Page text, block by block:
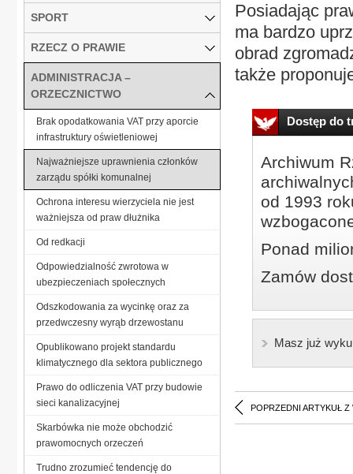
Posiadając
ma bardzo
obrad
także
Dostęp do
Archiwum
od 1993
Ponad
Zamów
Masz już
POPRZEDNI ARTYKUŁ Z
SPORT
RZECZ O PRAWIE
ADMINISTRACJA –
ORZECZNICTWO
Brak opodatkowania VAT przy aporcie
infrastruktury oświetleniowej
Najważniejsze uprawnienia członków
zarządu spółki komunalnej
Ochrona interesu wierzyciela nie jest
ważniejsza od praw dłużnika
Od redkacji
Odpowiedzialność zwrotowa w
ubezpieczeniach społecznych
Odszkodowania za wycinkę oraz za
przedwczesny wyrąb drzewostanu
Opublikowano projekt standardu
klimatycznego dla sektora publicznego
Prawo do odliczenia VAT przy budowie
sieci kanalizacyjnej
Skarbówka nie może obchodzić
prawomocnych orzeczeń
Trudno zrozumieć tendencję do